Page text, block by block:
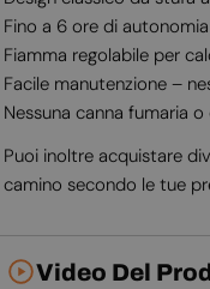
Fino a 6 ore di
Fiamma regolabile per
Facile manutenzione –
Nessuna canna fumaria
Puoi inoltre acquistare
camino secondo le tue
Video Del